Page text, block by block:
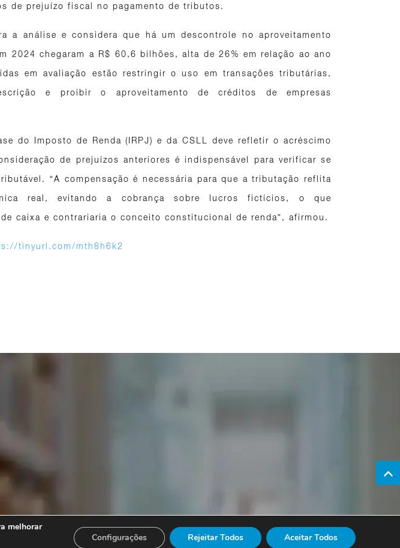
de prejuízo fiscal no pagamento de tributos.
a análise e considera que há um descontrole no aproveitamento
2024 chegaram a R$ 60,6 bilhões, alta de 26% em relação ao ano
em avaliação estão restringir o uso em transações tributárias,
e proibir o aproveitamento de créditos de empresas
do Imposto de Renda (IRPJ) e da CSLL deve refletir o acréscimo
de prejuízos anteriores é indispensável para verificar se
“A compensação é necessária para que a tributação reflita
real, evitando a cobrança sobre lucros fictícios, o que
caixa e contrariaria o conceito constitucional de renda”, afirmou.
tinyurl.com/mth8h6k2
melhorar
Aceitar Todos
Rejeitar Todos
Configurações